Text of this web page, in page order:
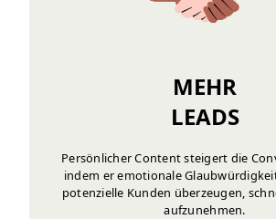
MEHR
LEADS
Persönlicher Content steigert die
indem er emotionale
potenzielle Kunden überzeugen,
aufzunehmen.